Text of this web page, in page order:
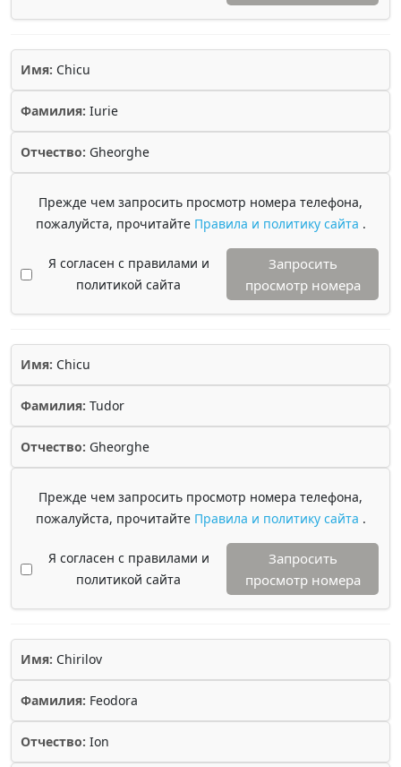
Имя: Chicu
Фамилия: Iurie
Отчество: Gheorghe
Прежде чем запросить просмотр номера телефона,
пожалуйста, прочитайте Правила и политику сайта .
Я согласен с правилами и
политикой сайта
Запросить
просмотр номера
Имя: Chicu
Фамилия: Tudor
Отчество: Gheorghe
Прежде чем запросить просмотр номера телефона,
пожалуйста, прочитайте Правила и политику сайта .
Я согласен с правилами и
политикой сайта
Запросить
просмотр номера
Имя: Chirilov
Фамилия: Feodora
Отчество: Ion